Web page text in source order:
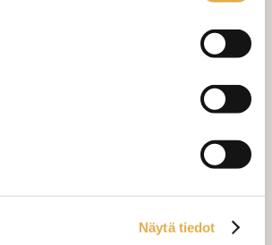
Näytä tiedot
ompelupalvelu
ja kankaan menekin